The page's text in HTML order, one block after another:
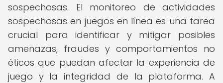
sospechosas. El monitoreo de actividades
sospechosas en juegos en línea es una tarea
crucial para identificar y mitigar posibles
amenazas, fraudes y comportamientos no
éticos que puedan afectar la experiencia de
juego y la integridad de la plataforma. A